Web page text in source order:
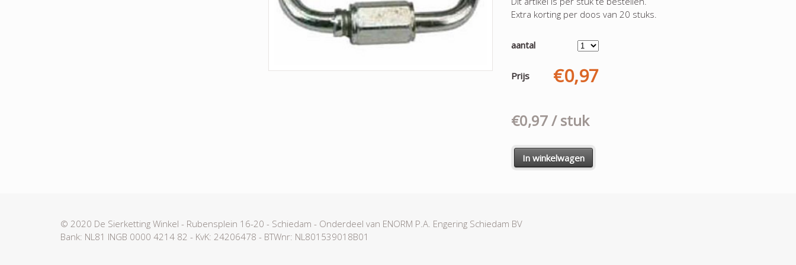
Extra korting per doos van 20 stuks.
aantal
Prijs €0,97
€0,97/ stuk
In winkelwagen
© 2020 De Sierketting Winkel - Rubensplein 16-20 - Schiedam - Onderdeel van ENORM P.A. Engering Schiedam BV
Bank: NL81 INGB 0000 4214 82 - KvK: 24206478 - BTWnr: NL801539018B01